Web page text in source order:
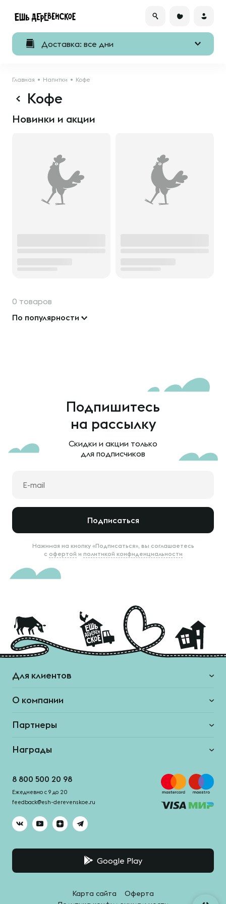
Доставка: все дни
Главная Напитки Кофе
Кофе
Новинки и акции
0 товаров
По популярности
Подпишитесь
на рассылку
Скидки и акции только
для подписчиков
Подписаться
Нажимая на кнопку «Подписаться», вы соглашаетесь
с офертой и политикой конфиденциальности
Для клиентов
О компании
Партнеры
Награды
8 800 500 20 98
Ежедневно с 9 до 20
feedback@esh-derevenskoe.ru
Google Play
Карта сайта
Оферта